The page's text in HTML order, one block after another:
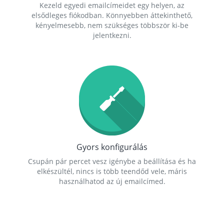
Kezeld egyedi emailcímeidet egy helyen, az
elsődleges fiókodban. Könnyebben áttekinthető,
kényelmesebb, nem szükséges többször ki-be
jelentkezni.
Gyors konfigurálás
Csupán pár percet vesz igénybe a beállítása és ha
elkészültél, nincs is több teendőd vele, máris
használhatod az új emailcímed.